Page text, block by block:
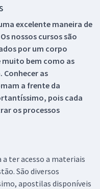
excelente maneira de
nossos cursos são
por um corpo
muito bem como as
as
a frente da
pois cada
os processos
a ter acesso a materiais
São diversos
apostilas disponíveis